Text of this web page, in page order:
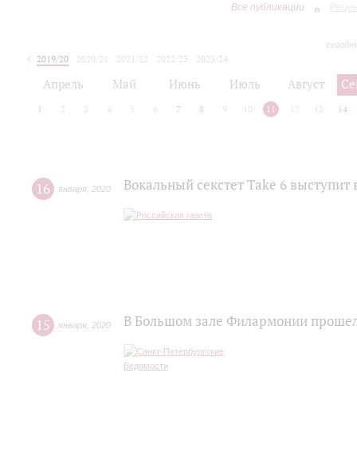
Все публикации
2019/20 2020/21 2021/22 2022/23
2023/24
Апрель Май Июнь Июль Август
1 2 3 4 5 6 7 8 9 10 11 12 13 14
16 января 2020 Вокальный секстет Take 6 выступит
15 января 2020 В Большом зале Филармонии